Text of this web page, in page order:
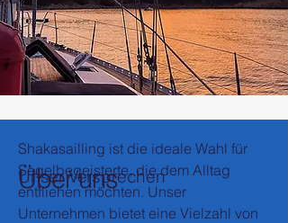
Shakasailling ist die ideale Wahl für
Segelbegeisterte, die dem Alltag
entfliehen möchten. Unser
Unternehmen bietet eine Vielzahl von
Über uns
Unser Versprechen